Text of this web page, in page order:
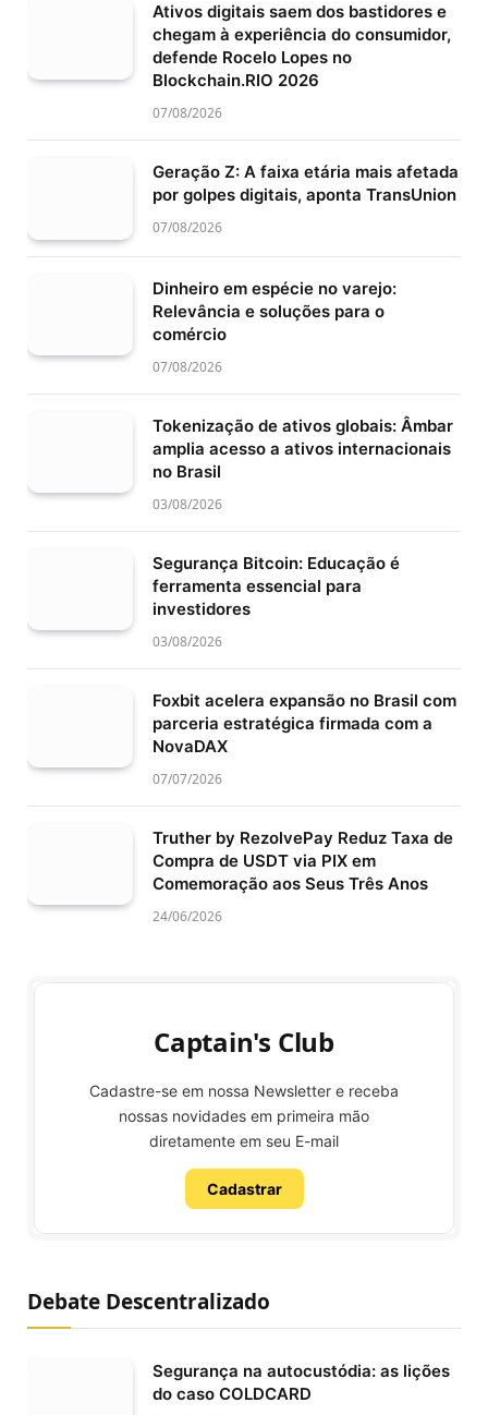
Ativos digitais saem dos bastidores e
chegam à experiência do consumidor,
defende Rocelo Lopes no
Blockchain.RIO 2026
07/08/2026
Geração Z: A faixa etária mais afetada
por golpes digitais, aponta TransUnion
07/08/2026
Dinheiro em espécie no varejo:
Relevância e soluções para o
comércio
07/08/2026
Tokenização de ativos globais: Âmbar
amplia acesso a ativos internacionais
no Brasil
03/08/2026
Segurança Bitcoin: Educação é
ferramenta essencial para
investidores
03/08/2026
Foxbit acelera expansão no Brasil com
parceria estratégica firmada com a
NovaDAX
07/07/2026
Truther by RezolvePay Reduz Taxa de
Compra de USDT via PIX em
Comemoração aos Seus Três Anos
24/06/2026
Captain's Club
Cadastre-se em nossa Newsletter e receba
nossas novidades em primeira mão
diretamente em seu E-mail
Cadastrar
Debate Descentralizado
Segurança na autocustódia: as lições
do caso COLDCARD